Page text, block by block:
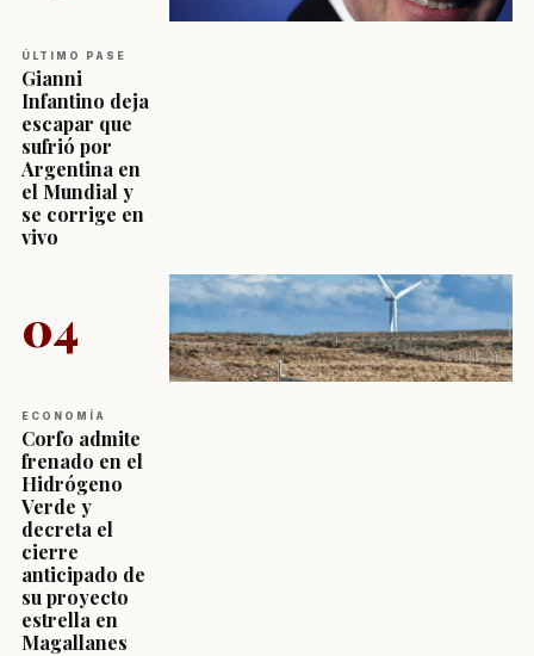
ÚLTIMO PASE
Gianni
Infantino deja
escapar que
sufrió por
Argentina en
el Mundial y
se corrige en
vivo
04
ECONOMÍA
Corfo admite
frenado en el
Hidrógeno
Verde y
decreta el
cierre
anticipado de
su proyecto
estrella en
Magallanes